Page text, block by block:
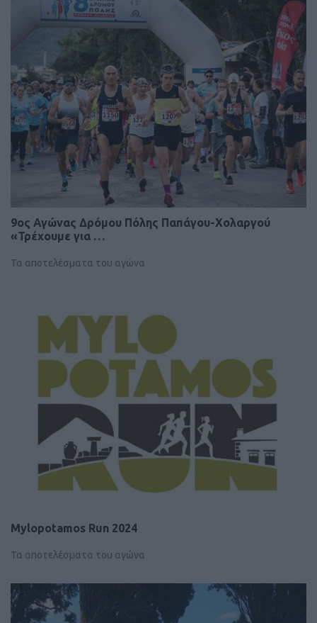
9ος Αγώνας Δρόμου Πόλης Παπάγου-Χολαργού
«Τρέχουμε για …
Τα αποτελέσματα του αγώνα
Mylopotamos Run 2024
Τα αποτελέσματα του αγώνα